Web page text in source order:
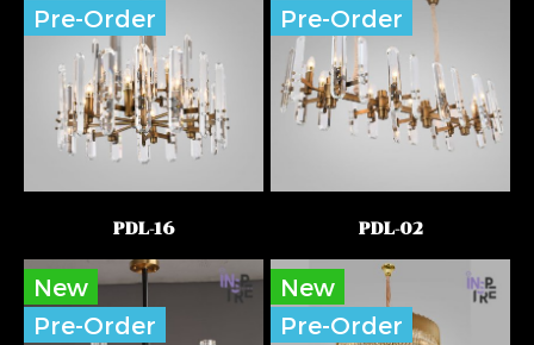
Pre-Order
PDL-16
Pre-Order
PDL-02
New
Pre-Order
New
Pre-Order